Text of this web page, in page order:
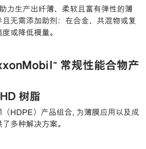
力生产出纤薄、柔软且富有弹性的薄
无需添加助剂：在合金、共混物或复
或降低模量。
常规性能合物产
树脂
HDPE）产品组合, 为薄膜应用以及成
多种解决方案。